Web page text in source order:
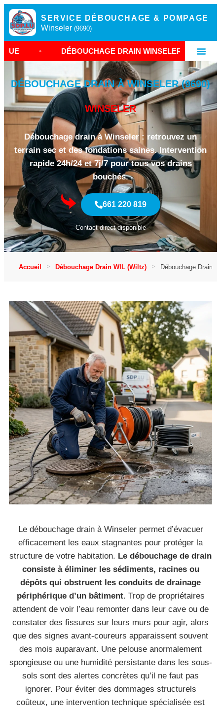
SERVICE DÉBOUCHAGE & POMPAGE
Winseler (9690)
DÉBOUCHAGE DRAIN WINSELER • ENTREPRISE
DÉBOUCHAGE DRAIN À WINSELER (9690)
WINSELER
Débouchage drain à Winseler : retrouvez un
terrain sec et des fondations saines. Intervention
rapide 24h/24 et 7j/7 pour tous vos drains
bouchés.
661 220 819
Contact direct disponible
Accueil Débouchage Drain WIL (Wiltz) Débouchage Drain à
Le débouchage drain à Winseler permet d’évacuer
efficacement les eaux stagnantes pour protéger la
structure de votre habitation. Le débouchage de drain
consiste à éliminer les sédiments, racines ou
dépôts qui obstruent les conduits de drainage
périphérique d’un bâtiment. Trop de propriétaires
attendent de voir l’eau remonter dans leur cave ou de
constater des fissures sur leurs murs pour agir, alors
que des signes avant-coureurs apparaissent souvent
des mois auparavant. Une pelouse anormalement
spongieuse ou une humidité persistante dans les sous-
sols sont des alertes concrètes qu’il ne faut pas
ignorer. Pour éviter des dommages structurels
coûteux, une intervention technique spécialisée est